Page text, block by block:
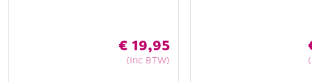
€ 19,95
(Inc BTW)